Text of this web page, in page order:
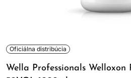
Oficiálna distribúcia
Wella Professionals Welloxon